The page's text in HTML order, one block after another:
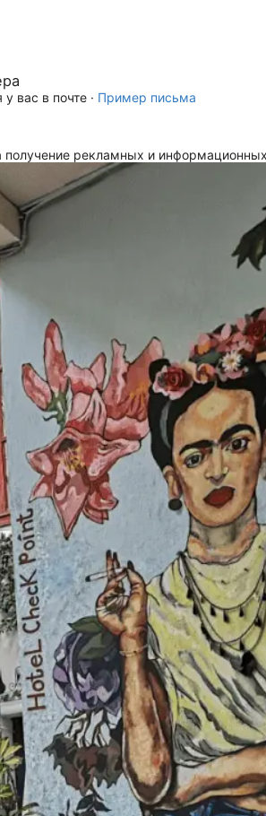
вас в почте · Пример письма
получение рекламных и